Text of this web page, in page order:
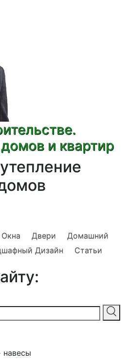
и квартир
Окна Двери
Домашний
Дизайн Статьи
навесы